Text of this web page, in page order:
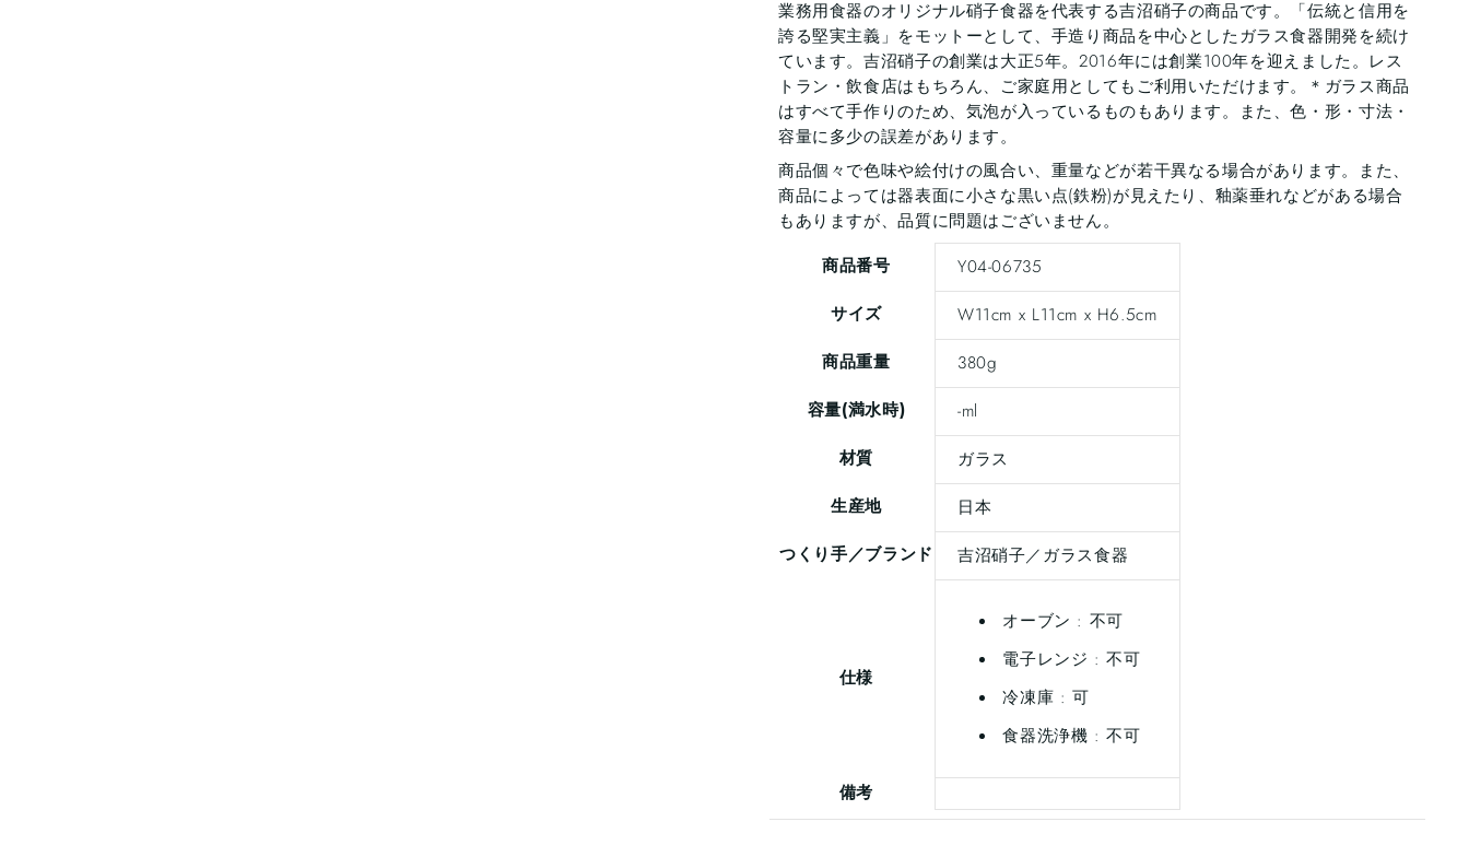
業務用食器のオリジナル硝子食器を代表する吉沼硝子の商品です。「伝統と信用を
誇る堅実主義」をモットーとして、手造り商品を中心としたガラス食器開発を続け
ています。吉沼硝子の創業は大正5年。2016年には創業100年を迎えました。レス
トラン・飲食店はもちろん、ご家庭用としてもご利用いただけます。＊ガラス商品
はすべて手作りのため、気泡が入っているものもあります。また、色・形・寸法・
容量に多少の誤差があります。
商品個々で色味や絵付けの風合い、重量などが若干異なる場合があります。また、
商品によっては器表面に小さな黒い点(鉄粉)が見えたり、釉薬垂れなどがある場合
もありますが、品質に問題はございません。
商品番号
Y04-06735
サイズ
W11cm x L11cm x H6.5cm
商品重量
380g
容量(満水時)
-ml
材質
ガラス
生産地
日本
つくり手／ブランド
吉沼硝子／ガラス食器
仕様
オーブン : 不可
電子レンジ : 不可
冷凍庫 : 可
食器洗浄機 : 不可
備考